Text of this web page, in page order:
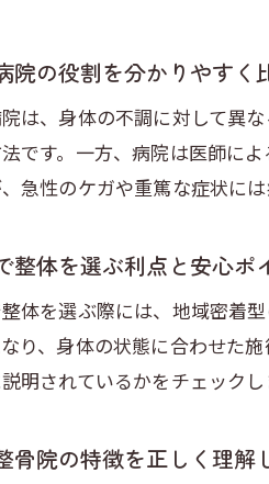
院の役割を分かりやすく
は、身体の不調に対して異
です。一方、病院は医師に
急性のケガや重篤な症状に
整体を選ぶ利点と安心ポ
体を選ぶ際には、地域密着
り、身体の状態に合わせた
明されているかをチェック
骨院の特徴を正しく理解